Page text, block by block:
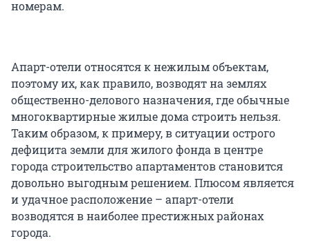
номерам.
Апарт-отели относятся к нежилым объектам,
поэтому их, как правило, возводят на землях
общественно-делового назначения, где обычные
многоквартирные жилые дома строить нельзя.
Таким образом, к примеру, в ситуации острого
дефицита земли для жилого фонда в центре
города строительство апартаментов становится
довольно выгодным решением. Плюсом является
и удачное расположение – апарт-отели
возводятся в наиболее престижных районах
города.